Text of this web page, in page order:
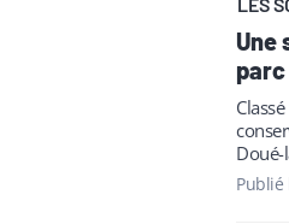
LES
Une
pas
Publié